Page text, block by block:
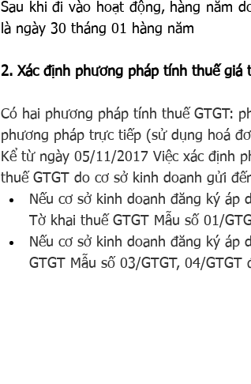
Sau khi đi vào hoạt động, hàng năm
là ngày 30 tháng 01 hàng năm
2. Xác định phương pháp tính thuế giá
Có hai phương pháp tính thuế GTGT:
phương pháp trực tiếp (sử dụng hoá
Kể từ ngày 05/11/2017 Việc xác định
thuế GTGT do cơ sở kinh doanh gửi
Nếu cơ sở kinh doanh đăng ký
Tờ khai thuế GTGT Mẫu số 01/
Nếu cơ sở kinh doanh đăng ký
GTGT Mẫu số 03/GTGT, 04/GTGT